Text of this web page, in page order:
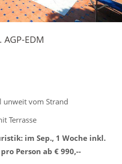
AGP-EDM
unweit vom Strand
Terrasse
im Sep., 1 Woche inkl.
Person ab € 990,--